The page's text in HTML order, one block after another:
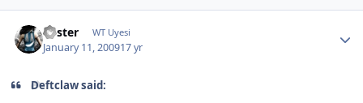
Foster WT Uyesi
January 11, 200917 yr
Deftclaw said: